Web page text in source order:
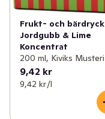
Frukt- och bärdryck
Jordgubb & Lime
Koncentrat
200 ml, Kiviks Musteri
9,42 kr
9,42 kr /l